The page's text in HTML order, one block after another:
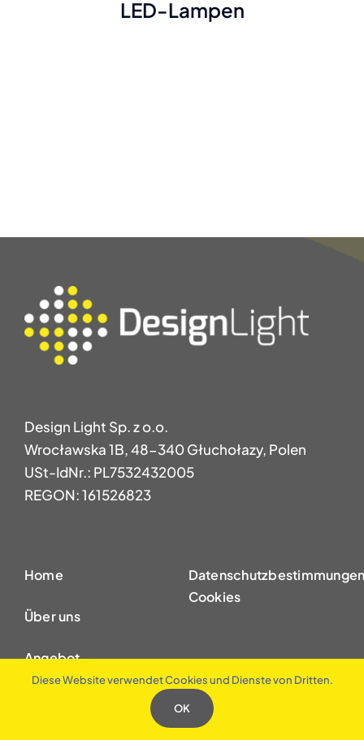
LED-Lampen
Design Light Sp. z o.o.
Wrocławska 1B, 48-340 Głuchołazy, Polen
USt-IdNr.: PL7532432005
REGON: 161526823
Home
Über uns
Angebot
Cookies
Diese Website verwendet Cookies und Dienste von Dritten.
OK